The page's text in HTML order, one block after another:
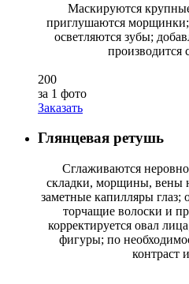
Маскируются
приглушаются
осветляются зубы;
производится
200
за 1 фото
Заказать
Глянцевая ретушь
Сглаживаются
складки, морщины, вены
заметные капилляры глаз;
торчащие волоски и
корректируется овал
фигуры; по
контраст